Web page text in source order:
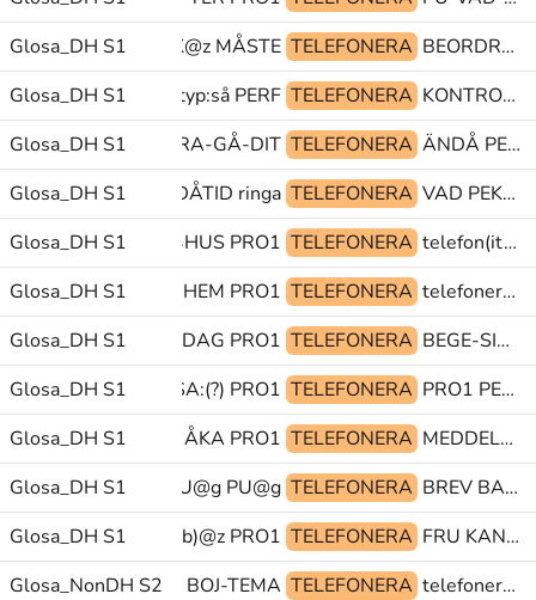
Glosa_DH S1HUR PEK@z MÅSTE TELEFONERA
BEORDRA-GÅ-DIT SJUKHUS FÖRST(LL)
Glosa_DH S1PEK mtyp:så PERF TELEFONERA
KONTROLLERA PERF PEK
Glosa_DH S1
för fan PEK BEORDRA-GÅ-DIT TELEFONERA
ÄNDÅ PEK mtyp:så
Glosa_DH S1
SÖNDAG VECKA-DÅTID ringa@& TELEFONERA
VAD PEK>haka NÅGON
Glosa_DH S1
OBJPRO1 SJUK^HUS PRO1 TELEFONERA
telefon(it)@hd VARFÖR LÄGGA-PÅ-TELEFON(It)
Glosa_DH S1BEGE-SIG-HEM PRO1 TELEFONERA
telefonera@hd POSS1 MAMMA
Glosa_DH S1
EN DAG PRO1 TELEFONERA
BEGE-SIG-HEM PRO1 TELEFONERA
Glosa_DH S1DÖV(L) GLOSA:(?) PRO1 TELEFONERA
PRO1 PEK MÅSTE
Glosa_DH S1PRO1.FL ÅKA PRO1 TELEFONERA
MEDDELA PEK KAN
Glosa_DH S1PRO1 PU@g PU@g TELEFONERA
BREV BARA(B)@z BREV
Glosa_DH S1
KOMMA-DIT(Lb)@z PRO1 TELEFONERA
FRU KAN HÄMTA
Glosa_NonDH S2
TEMA BOJ-TEMA BOJ-TEMA TELEFONERA
telefonera@hd TELEFONERA LÄGGA-PÅ-TELEFON(It)